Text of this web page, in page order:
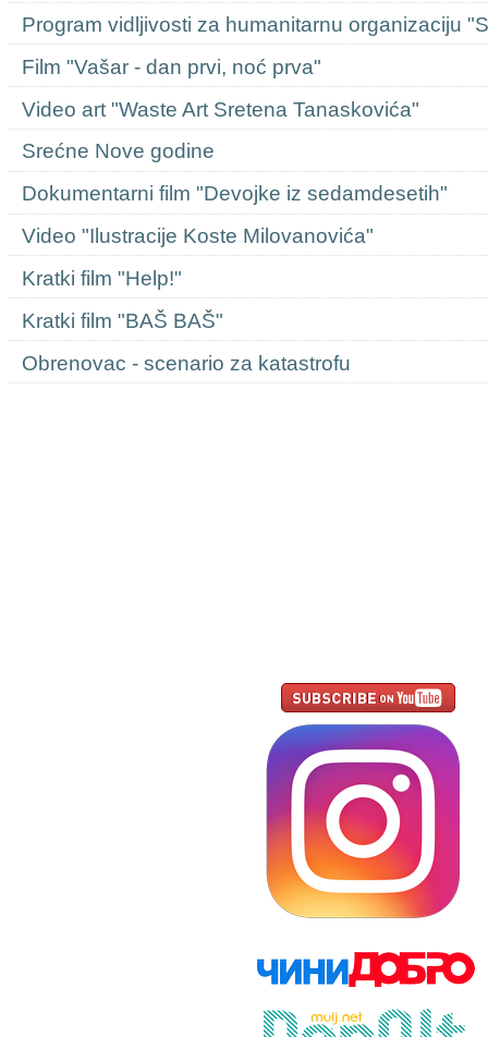
Program vidljivosti za humanitarnu organizaciju
Film "Vašar - dan prvi, noć prva"
Video art "Waste Art Sretena Tanaskovića"
Srećne Nove godine
Dokumentarni film "Devojke iz sedamdesetih"
Video "Ilustracije Koste Milovanovića"
Kratki film "Help!"
Kratki film "BAŠ BAŠ"
Obrenovac - scenario za katastrofu